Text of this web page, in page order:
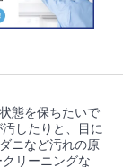
態を保ちたいで
したりと、目に
ニなど汚れの原
リーニングな